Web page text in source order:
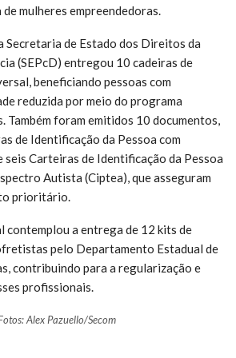
mulheres empreendedoras.
Secretaria de Estado dos Direitos da
(SEPcD) entregou 10 cadeiras de
beneficiando pessoas com
reduzida por meio do programa
Também foram emitidos 10 documentos,
de Identificação da Pessoa com
seis Carteiras de Identificação da Pessoa
Autista (Ciptea), que asseguram
prioritário.
contemplou a entrega de 12 kits de
pelo Departamento Estadual de
contribuindo para a regularização e
profissionais.
Alex Pazuello/Secom